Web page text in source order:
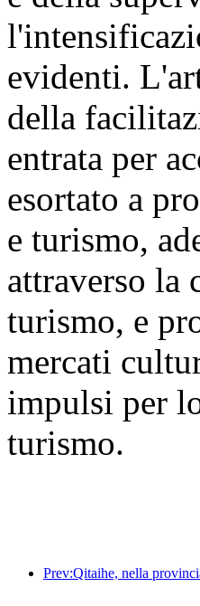
evidenti.
della
entrata per
esortato a
e turismo,
attraverso la
turismo, e
mercati
impulsi per
turismo.